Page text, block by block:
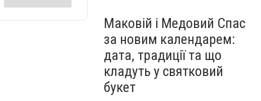
Маковій і Медовий Спас
за новим календарем:
дата, традиції та що
кладуть у святковий
букет